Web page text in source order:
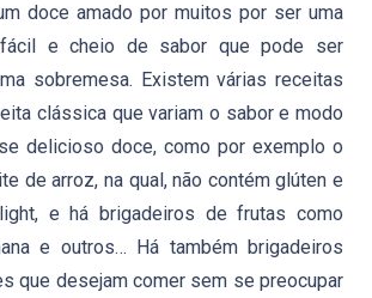
doce amado por muitos por ser uma
fácil e cheio de sabor que pode ser
sobremesa. Existem várias receitas
clássica que variam o sabor e modo
delicioso doce, como por exemplo o
de arroz, na qual, não contém glúten e
e há brigadeiros de frutas como
e outros… Há também brigadeiros
que desejam comer sem se preocupar